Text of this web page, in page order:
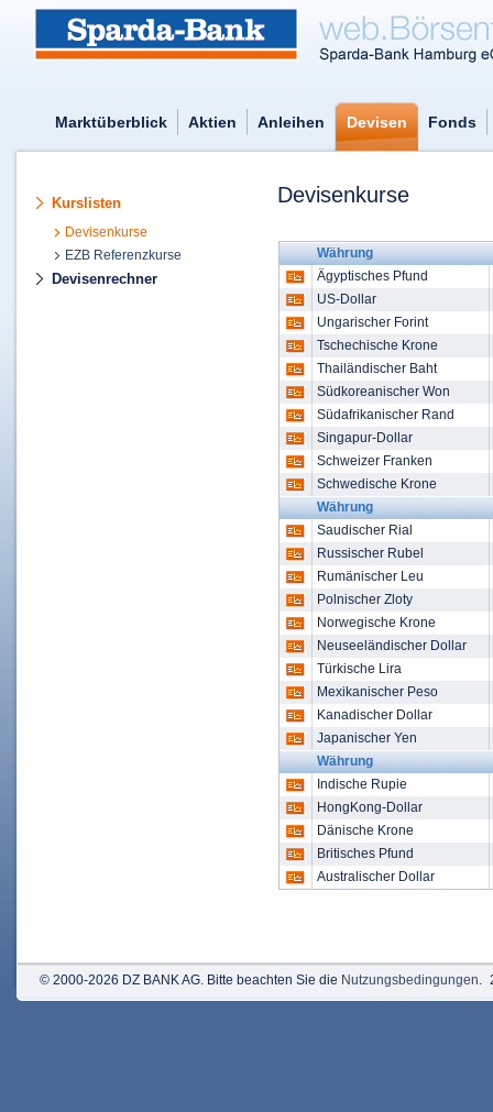
Marktüberblick Aktien Anleihen Devisen Fonds
Kurslisten
Devisenkurse
EZB Referenzkurse
Devisenrechner
Devisenkurse
Währung
Ägyptisches Pfund
US-Dollar
Ungarischer Forint
Tschechische Krone
Thailändischer Baht
Südkoreanischer Won
Südafrikanischer Rand
Singapur-Dollar
Schweizer Franken
Schwedische Krone
Währung
Saudischer Rial
Russischer Rubel
Rumänischer Leu
Polnischer Zloty
Norwegische Krone
Neuseeländischer Dollar
Türkische Lira
Mexikanischer Peso
Kanadischer Dollar
Japanischer Yen
Währung
Indische Rupie
HongKong-Dollar
Dänische Krone
Britisches Pfund
Australischer Dollar
© 2000-2026 DZ BANK AG. Bitte beachten Sie die Nutzungsbedingungen.